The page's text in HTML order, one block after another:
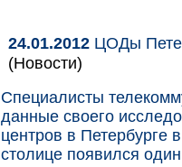
24.01.2012 ЦОДы
(Новости)
Специалисты
данные своего
центров в Петербурге
столице появился